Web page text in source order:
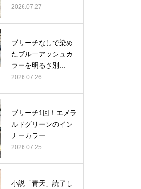
2026.07.27
ブリーチなしで染め
たブルーアッシュカ
ラーを明るさ別...
2026.07.26
ブリーチ1回！エメラ
ルドグリーンのイン
ナーカラー
2026.07.25
小説「青天」読了し